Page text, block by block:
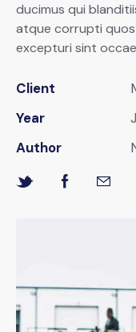
ducimus qui
atque corrupti
excepturi sint
Client
Year
Author